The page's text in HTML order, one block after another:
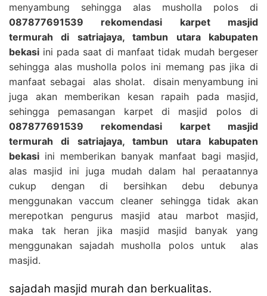
menyambung sehingga alas musholla polos di
087877691539 rekomendasi karpet masjid
termurah di satriajaya, tambun utara kabupaten
bekasi ini pada saat di manfaat tidak mudah bergeser
sehingga alas musholla polos ini memang pas jika di
manfaat sebagai alas sholat. disain menyambung ini
juga akan memberikan kesan rapaih pada masjid,
sehingga pemasangan karpet di masjid polos di
087877691539 rekomendasi karpet masjid
termurah di satriajaya, tambun utara kabupaten
bekasi ini memberikan banyak manfaat bagi masjid,
alas masjid ini juga mudah dalam hal peraatannya
cukup dengan di bersihkan debu debunya
menggunakan vaccum cleaner sehingga tidak akan
merepotkan pengurus masjid atau marbot masjid,
maka tak heran jika masjid masjid banyak yang
menggunakan sajadah musholla polos untuk alas
masjid.
sajadah masjid murah dan berkualitas.